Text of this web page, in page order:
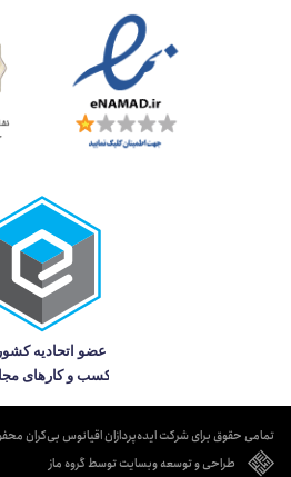
تمامی حقوق برای شرکت ایده‌پردازان اقیانوس بی‌کران
طراحی و توسعه وبسایت توسط گروه ماز